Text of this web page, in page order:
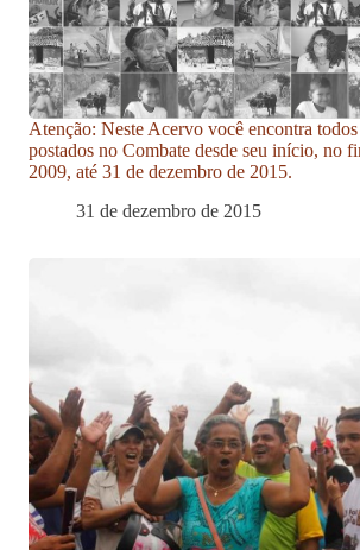
Atenção: Neste Acervo você encontra
postados no Combate desde seu início, no
2009, até 31 de dezembro de 2015.
31 de dezembro de 2015